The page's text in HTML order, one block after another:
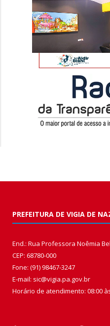
PREFEITURA DE VIGIA DE
End.: Rua Professora Noêmia
CEP: 68780-000
Fone: (91) 98467-3247
E-mail: sic@vigia.pa.gov.br
Horário de atendimento: 08:00